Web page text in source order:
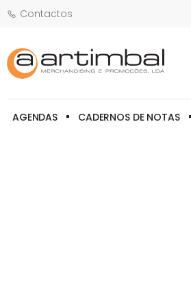
Contactos
AGENDAS CADERNOS DE NOTAS